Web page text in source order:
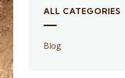
ALL CATEGORIES
Blog